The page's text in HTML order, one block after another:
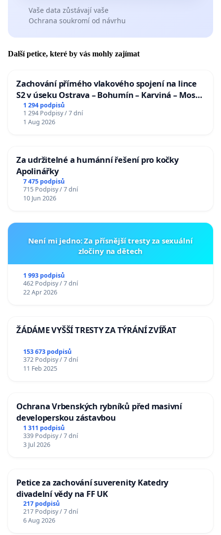
Vaše data zůstávají vaše
Ochrana soukromí od návrhu
Další petice, které by vás mohly zajímat
Zachování přímého vlakového spojení na lince
S2 v úseku Ostrava – Bohumín – Karviná – Mosty
u Jablunkova
1 294 podpisů
1 294 Podpisy / 7 dní
1 Aug 2026
Za udržitelné a humánní řešení pro kočky
Apolinářky
7 475 podpisů
715 Podpisy / 7 dní
10 Jun 2026
Není mi jedno: Za přísnější tresty za sexuální
zločiny na dětech
1 993 podpisů
462 Podpisy / 7 dní
22 Apr 2026
ŽÁDÁME VYŠŠÍ TRESTY ZA TÝRÁNÍ ZVÍŘAT
153 673 podpisů
372 Podpisy / 7 dní
11 Feb 2025
Ochrana Vrbenských rybníků před masivní
developerskou zástavbou
1 311 podpisů
339 Podpisy / 7 dní
3 Jul 2026
Petice za zachování suverenity Katedry
divadelní vědy na FF UK
217 podpisů
217 Podpisy / 7 dní
6 Aug 2026